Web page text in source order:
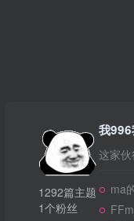
1292篇主题
1个粉丝
我
这家
ma